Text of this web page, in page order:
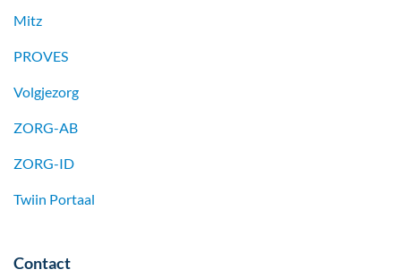
Mitz
PROVES
Volgjezorg
ZORG-AB
ZORG-ID
Twiin Portaal
Contact